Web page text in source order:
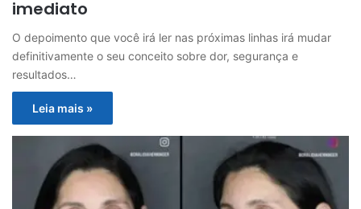
imediato
O depoimento que você irá ler nas próximas linhas irá mudar
definitivamente o seu conceito sobre dor, segurança e
resultados…
Leia mais »